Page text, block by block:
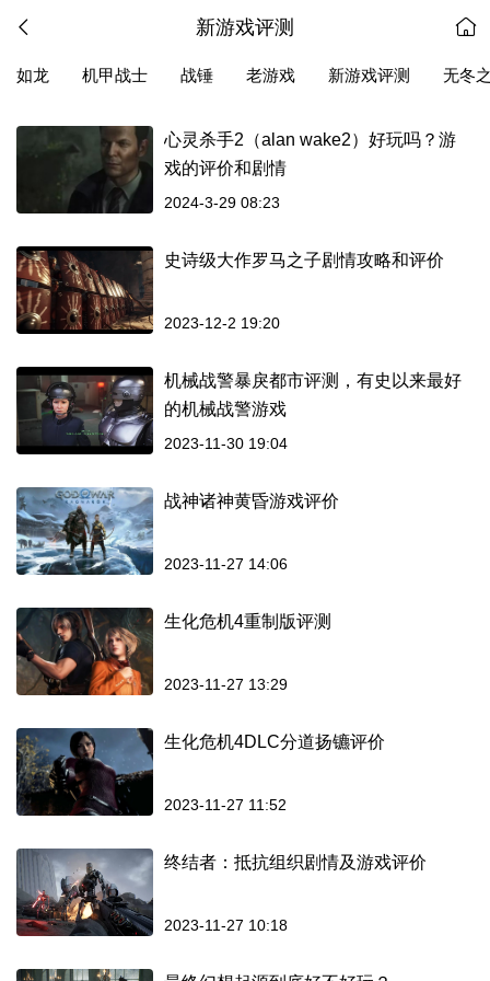
新游戏评测
如龙 机甲战士 战锤 老游戏 新游戏评测 无冬
心灵杀手2（alan wake2）好玩吗？游
戏的评价和剧情
2024-3-29 08:23
史诗级大作罗马之子剧情攻略和评价
2023-12-2 19:20
机械战警暴戾都市评测，有史以来最好
的机械战警游戏
2023-11-30 19:04
战神诸神黄昏游戏评价
2023-11-27 14:06
生化危机4重制版评测
2023-11-27 13:29
生化危机4DLC分道扬镳评价
2023-11-27 11:52
终结者：抵抗组织剧情及游戏评价
2023-11-27 10:18